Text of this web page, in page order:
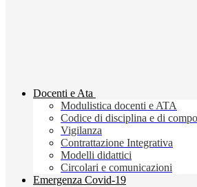
Docenti e Ata
Modulistica docenti e ATA
Codice di disciplina e di
Vigilanza
Contrattazione Integrativa
Modelli didattici
Circolari e comunicazioni
Emergenza Covid-19